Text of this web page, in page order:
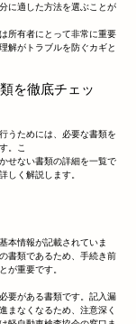
に適した方法を選ぶことが
所有者にとって非常に重要
解がトラブルを防ぐカギと
を徹底チェッ
うためには、必要な書類を
。こ
せない書類の詳細を一覧で
しく解説します。
本情報が記載されていま
書類であるため、手続き前
が重要です。
要がある書類です。記入漏
まなくなるため、注意深く